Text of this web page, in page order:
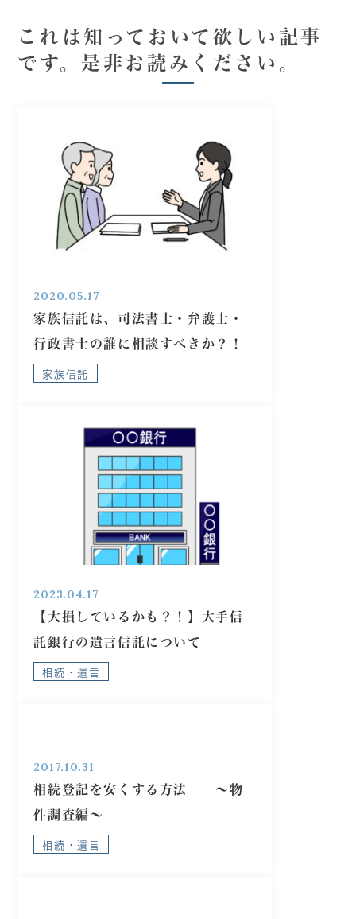
これは知っておいて欲しい記事
です。是非お読みください。
2020.05.17
家族信託は、司法書士・弁護士・
行政書士の誰に相談すべきか？！
家族信託
2023.04.17
【大損しているかも？！】大手信
託銀行の遺言信託について
相続・遺言
2017.10.31
相続登記を安くする方法 ～物
件調査編～
相続・遺言